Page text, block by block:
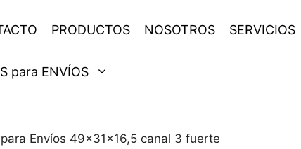
PRODUCTOS NOSOTROS SERVICIOS
para ENVÍOS
Envíos 49x31x16,5 canal 3 fuerte